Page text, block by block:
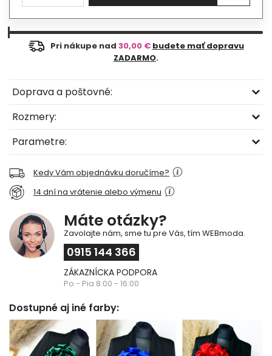
Pri nákupe nad 30,00 € budete mať dopravu
ZADARMO.
Doprava a poštovné:
Rozmery:
Parametre:
Kedy Vám objednávku doručíme?
14 dní na vrátenie alebo výmenu
Máte otázky?
Zavolajte nám, sme tu pre Vás, tím WEBmoda.
0915 144 366
ZÁKAZNÍCKA PODPORA
Po - Pia 8:00 - 16:00
Dostupné aj iné farby: